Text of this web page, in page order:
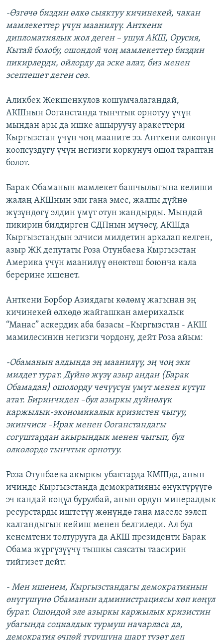
-Өзгөчө биздин өлкө сыяктуу кичинекей, чакан
мамлекеттер үчүн маанилүү. Анткени
дипломатиялык жол деген – ушул АКШ, Орусия,
Кытай болобу, ошондой чоң мамлекеттер биздин
пикирлерди, ойлорду да эске алат, биз менен
эсептешет деген сөз.
Аликбек Жекшенкулов кошумчалагандай,
АКШнын Ооганстанда тынчтык орнотуу үчүн
мындан ары да ишке ашыруучу аракеттери
Кыргызстан үчүн чоң мааниге ээ. Анткени өлкөнүн
коопсуздугу үчүн негизги коркунуч ошол тараптан
болот.
Барак Обаманын мамлекет башчылыгына келиши
жалаң АКШнын эли гана эмес, жалпы дүйнө
жүзүндөгү элдин үмүт отун жандырды. Мындай
пикирин билдирген СДПнын мүчөсү, АКШда
Кыргызстандын элчиси милдетин аркалап келген,
азыр ЖК депутаты Роза Отунбаева Кыргызстан
Америка үчүн маанилүү өнөктөш боюнча кала
берерине ишенет.
Анткени Борбор Азиядагы көлөмү жагынан эң
кичинекей өлкөдө жайгашкан америкалык
“Манас” аскердик аба базасы –Кыргызстан - АКШ
мамилесинин негизги чордону, дейт Роза айым:
-Обаманын алдында эң маанилүү, эң чоң эки
милдет турат. Дүйнө жүзү азыр андан (Барак
Обамадан) ошолорду чечүүсүн үмүт менен күтүп
атат. Биринчиден –бул азыркы дүйнөлүк
каржылык-экономикалык кризистен чыгуу,
экинчиси –Ирак менен Ооганстандагы
согуштардан акырындык менен чыгып, бул
өлкөлөрдө тынчтык орнотуу.
Роза Отунбаева акыркы убактарда КМШда, анын
ичинде Кыргызстанда демократияны өнүктүрүүгө
эч кандай көңүл бурулбай, анын ордун минералдык
ресурстарды иштетүү жөнүндө гана маселе ээлеп
калгандыгын кейиш менен белгиледи. Ал бул
кенемтени толтурууга да АКШ президенти Барак
Обама жүргүзүүчү тышкы саясаты таасирин
тийгизет дейт:
- Мен ишенем, Кыргызстандагы демократиянын
өнүгүшүнө Обаманын администрациясы көп көңүл
бурат. Ошондой эле азыркы каржылык кризистин
убагында социалдык турмуш начарласа да,
демократия өчпөй турушуна шарт түзөт деп